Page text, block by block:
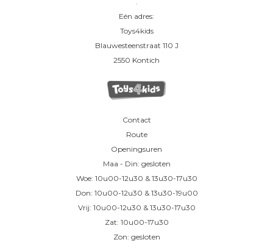
Eén adres:
Toys4kids
Blauwesteenstraat 110 J
2550 Kontich
Contact
Route
Openingsuren
Maa - Din: gesloten
Woe: 10u00-12u30 & 13u30-17u30
Don: 10u00-12u30 & 13u30-19u00
Vrij: 10u00-12u30 & 13u30-17u30
Zat: 10u00-17u30
Zon: gesloten